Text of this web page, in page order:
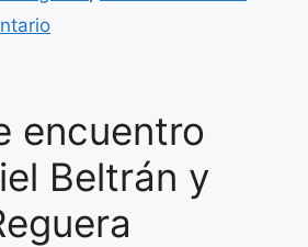
encuentro
Beltrán y